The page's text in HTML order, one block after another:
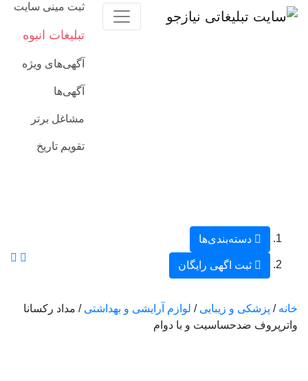
ثبت مینی سایت
تبلیغات انبوه
آگهی‌های ویژه
آگهی‌ها
مشاغل برتر
تقویم تاریخ
دسته‌بندی‌ها
ثبت اگهی رایگان
خانه / پزشکی و زیبایی / لوازم آرایشی و بهداشتی / مداد رکسانا
واترپروف ضدحساسیت و با دوام